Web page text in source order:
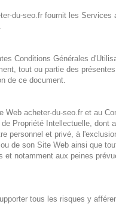
du-seo.fr fournit les
Conditions Générales
tout ou partie des
de ce document.
acheter-du-seo.fr et au
Propriété Intellectuelle, dont
personnel et privé, à
de son Site Web ainsi que
notamment aux peines
tous les risques y